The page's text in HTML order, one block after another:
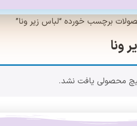
برچسب خورده “لباس زیر ونا”
ونا
محصولی یافت نشد.